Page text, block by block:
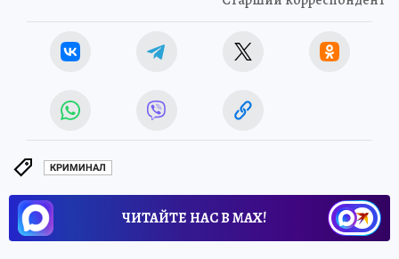
КРИМИНАЛ
ЧИТАЙТЕ НАС В МАХ!